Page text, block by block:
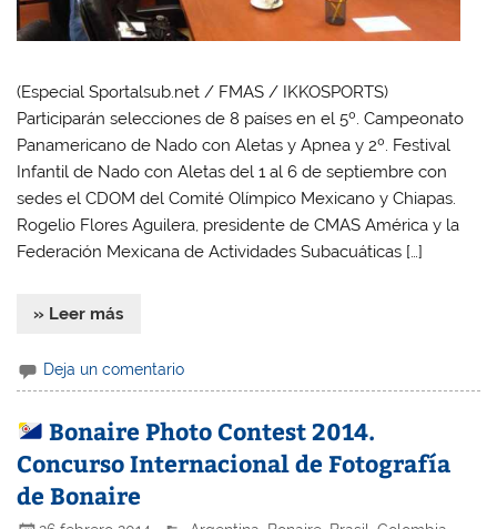
(Especial Sportalsub.net / FMAS / IKKOSPORTS)
Participarán selecciones de 8 países en el 5º. Campeonato
Panamericano de Nado con Aletas y Apnea y 2º. Festival
Infantil de Nado con Aletas del 1 al 6 de septiembre con
sedes el CDOM del Comité Olímpico Mexicano y Chiapas.
Rogelio Flores Aguilera, presidente de CMAS América y la
Federación Mexicana de Actividades Subacuáticas […]
» Leer más
Deja un comentario
Bonaire Photo Contest 2014.
Concurso Internacional de Fotografía
de Bonaire